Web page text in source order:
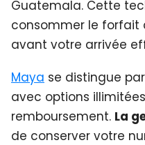
Guatemala. Cette
consommer le
avant votre arrivée
Maya se distingue
avec options
remboursement. La
de conserver votre